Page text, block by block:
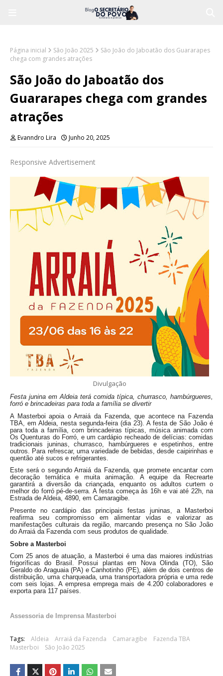
Página inicial São João 2025
São João do Jaboatão dos Guararapes
chega com grandes atrações
São João do Jaboatão dos
Guararapes chega com grandes
atrações
Evanndro Lira Junho 20, 2025
Responsive Advertisement
Divulgação
Festa junina em Aldeia terá comida típica, churrasco, hambúrgueres,
forró e brincadeiras para toda a família se divertir
A Masterboi apoia o Arraiá da Fazenda, que acontece na Fazenda
TBA, em Aldeia, nesta segunda-feira (dia 23). A festa de São João é
para toda a família, com brincadeiras típicas, música animada com
Os Quenturas do Forró, e um cardápio recheado de delícias: comidas
tradicionais juninas, churrasco, hambúrgueres e espetinhos, entre
outros. Para refrescar, uma variedade de bebidas, desde caipirinhas e
quentão até sucos e refrigerantes.
Este será o segundo Arraiá da Fazenda, que promete encantar com
decoração temática e muita animação. A equipe da Recrearte
garantirá a diversão da criançada, enquanto os adultos curtem o
melhor do forró pé-de-serra. A festa começa às 16h e vai até 22h, na
Estrada de Aldeia, 4890, em Camaragibe.
Presente no cardápio das principais festas juninas, a Masterboi
reafirma seu compromisso em alimentar vidas e valorizar as
manifestações culturais da região, marcando presença no São João
do Arraiá da Fazenda com seus produtos de qualidade.
Sobre a Masterboi
Com 25 anos de atuação, a Masterboi é uma das maiores indústrias
frigoríficas do Brasil. Possui plantas em Nova Olinda (TO), São
Geraldo do Araguaia (PA) e Canhotinho (PE), além de dois centros de
distribuição, uma charqueada, uma transportadora própria e uma rede
com seis lojas. A empresa emprega mais de 4.200 colaboradores e
exporta para 117 países.
Assessoria de Imprensa Masterboi
Tags: Aldeia Arraiá da Fazenda Camaragibe
Fazenda TBA
Masterboi
São João 2025